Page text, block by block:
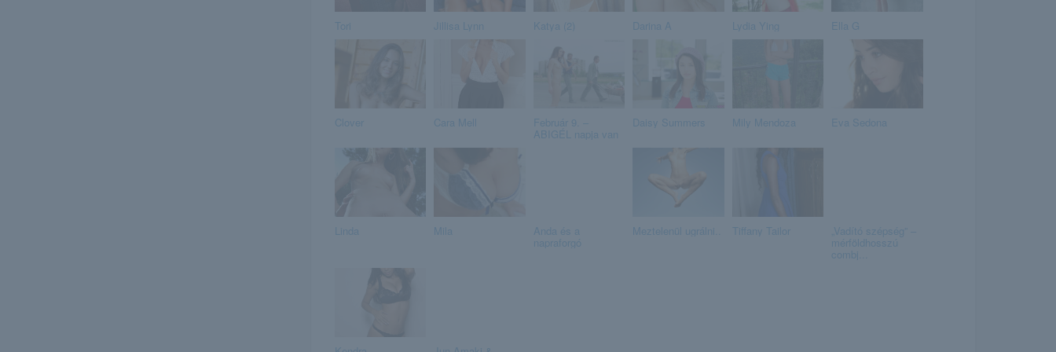
Tori Jillisa Lynn Katya (2) Darina A Lydia Ying Ella G
Clover Cara Mell Február 9. –
ABIGÉL napja van
Daisy Summers Mily Mendoza Eva Sedona
Linda Mila Anda és a
napraforgó
Meztelenül ugrálni.. Tiffany Tailor „Vadító szépség” –
mérföldhosszú
combj...